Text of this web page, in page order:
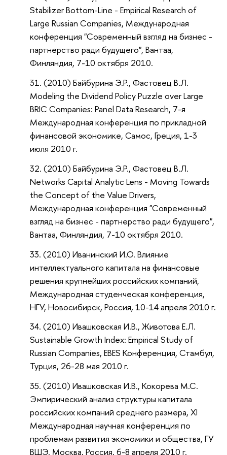
Stabilizer Bottom-Line - Empirical Research of
Large Russian Companies, Международная
конференция "Современный взгляд на бизнес -
партнерство ради будущего", Вантаа,
Финляндия, 7-10 октября 2010.
(2010) Байбурина Э.Р., Фастовец В.Л.
Modeling the Dividend Policy Puzzle over Large
BRIC Companies: Panel Data Research, 7-я
Международная конференция по прикладной
финансовой экономике, Самос, Греция, 1-3
июля 2010 г.
(2010) Байбурина Э.Р., Фастовец В.Л.
Networks Capital Analytic Lens - Moving Towards
the Concept of the Value Drivers,
Международная конференция "Современный
взгляд на бизнес - партнерство ради будущего",
Вантаа, Финляндия, 7-10 октября 2010.
(2010) Иванинский И.О. Влияние
интеллектуального капитала на финансовые
решения крупнейших российских компаний,
Международная студенческая конференция,
НГУ, Новосибирск, Россия, 10-14 апреля 2010 г.
(2010) Ивашковская И.В., Животова Е.Л.
Sustainable Growth Index: Empirical Study of
Russian Companies, EBES Конференция, Стамбул,
Турция, 26-28 мая 2010 г.
(2010) Ивашковская И.В., Кокорева М.С.
Эмпирический анализ структуры капитала
российских компаний среднего размера, XI
Международная научная конференция по
проблемам развития экономики и общества, ГУ
ВШЭ, Москва, Россия, 6-8 апреля 2010 г.